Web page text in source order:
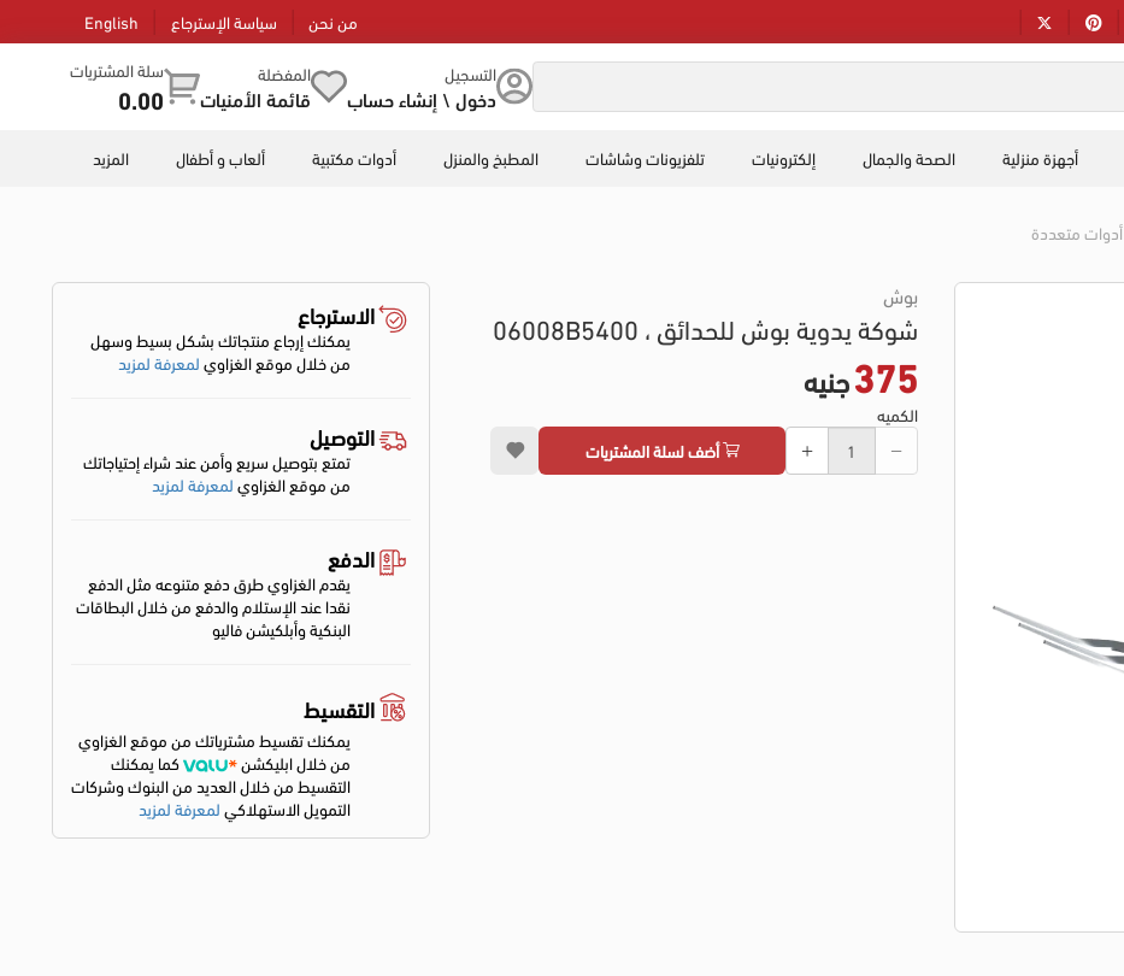
من نحن سياسة الإسترجاع English
التسجيل
دخول \ إنشاء حساب
المفضلة
قائمة الأمنيات
سلة المشتريات
0.00
أجهزة منزلية الصحة والجمال إلكترونيات تلفزيونات وشاشات المطبخ والمنزل أدوات مكتبية ألعاب و أطفال المزيد
أدوات متعددة
بوش
شوكة يدوية بوش للحدائق ، 06008B5400
375جنيه
الكميه
أضف لسلة المشتريات
الاسترجاع
يمكنك إرجاع منتجاتك بشكل بسيط وسهل
من خلال موقع الغزاويلمعرفة لمزيد
التوصيل
تمتع بتوصيل سريع وأمن عند شراء إحتياجاتك
من موقع الغزاويلمعرفة لمزيد
الدفع
يقدم الغزاوي طرق دفع متنوعه مثل الدفع
نقدا عند الإستلام والدفع من خلال البطاقات
البنكية وأبلكيشن فاليو
التقسيط
يمكنك تقسيط مشترياتك من موقع الغزاوي
من خلال ابليكشن
كما يمكنك
التقسيط من خلال العديد من البنوك وشركات
التمويل الاستهلاكيلمعرفة لمزيد